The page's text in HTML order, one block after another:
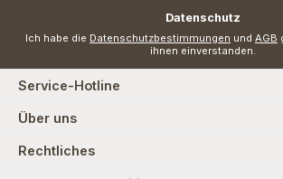
Datenschutz
Ich habe die Datenschutzbestimmungen und AGB
ihnen einverstanden.
Service-Hotline
Über uns
Rechtliches